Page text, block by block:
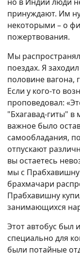
принуждают. Им
некоторыми – о
пожертвования.
Мы
поездах. Я
половине вагона,
Если у кого-то
проповедовал:
"Бхагавад-гиты"
важное было
самообладания,
отпускают
вы остаетесь
мы с
брахмачари
Прабхавишну
занимающихся
Этот автобус был
специально для
были потайные